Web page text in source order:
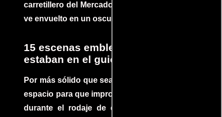
carretillero del Mercado 4 de Asunción que se
ve envuelto en un oscuro mundo de crimen
15 escenas emblemáticas que no
estaban en el guion
Por más sólido que sea un guión siempre hay
espacio para que improvisaciones que se dan
durante el rodaje de determinadas escenas